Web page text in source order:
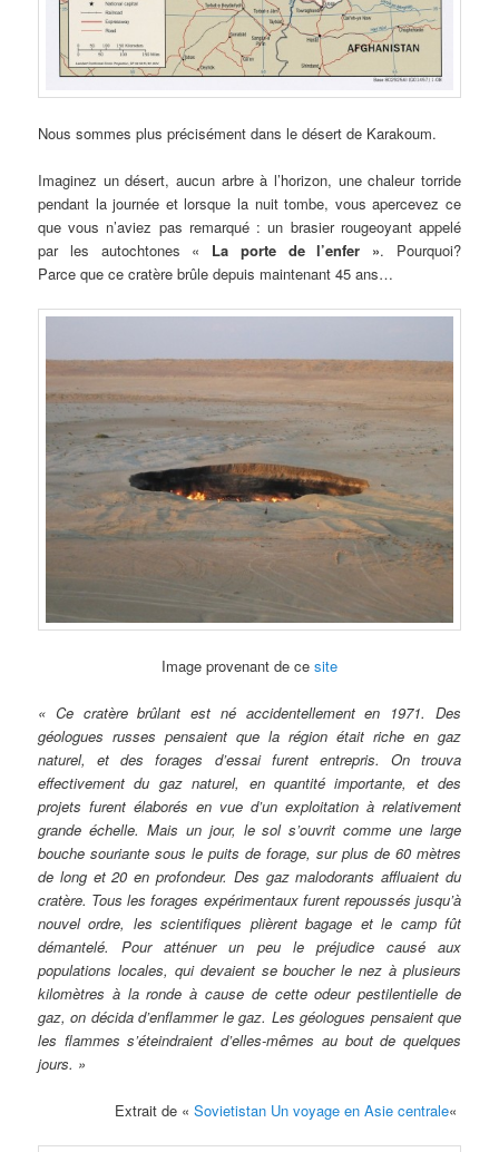
Nous sommes plus précisément dans le désert de Karakoum.
Imaginez un désert, aucun arbre à l’horizon, une chaleur torride
pendant la journée et lorsque la nuit tombe, vous apercevez ce
que vous n’aviez pas remarqué : un brasier rougeoyant appelé
par les autochtones « La porte de l’enfer ». Pourquoi?
Parce que ce cratère brûle depuis maintenant 45 ans…
Image provenant de ce site
« Ce cratère brûlant est né accidentellement en 1971. Des
géologues russes pensaient que la région était riche en gaz
naturel, et des forages d’essai furent entrepris. On trouva
effectivement du gaz naturel, en quantité importante, et des
projets furent élaborés en vue d’un exploitation à relativement
grande échelle. Mais un jour, le sol s’ouvrit comme une large
bouche souriante sous le puits de forage, sur plus de 60 mètres
de long et 20 en profondeur. Des gaz malodorants affluaient du
cratère. Tous les forages expérimentaux furent repoussés jusqu’à
nouvel ordre, les scientifiques plièrent bagage et le camp fût
démantelé. Pour atténuer un peu le préjudice causé aux
populations locales, qui devaient se boucher le nez à plusieurs
kilomètres à la ronde à cause de cette odeur pestilentielle de
gaz, on décida d’enflammer le gaz. Les géologues pensaient que
les flammes s’éteindraient d’elles-mêmes au bout de quelques
jours. »
Extrait de « Sovietistan Un voyage en Asie centrale«